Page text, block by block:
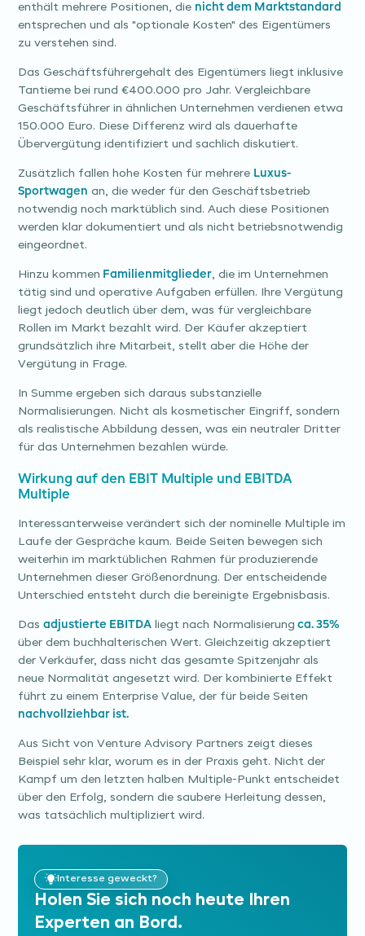
enthält mehrere Positionen, die nicht dem Marktstandard
entsprechen und als "optionale Kosten" des Eigentümers
zu verstehen sind.
Das Geschäftsführergehalt des Eigentümers liegt inklusive
Tantieme bei rund €400.000 pro Jahr. Vergleichbare
Geschäftsführer in ähnlichen Unternehmen verdienen etwa
150.000 Euro. Diese Differenz wird als dauerhafte
Übervergütung identifiziert und sachlich diskutiert.
Zusätzlich fallen hohe Kosten für mehrere Luxus-
Sportwagen an, die weder für den Geschäftsbetrieb
notwendig noch marktüblich sind. Auch diese Positionen
werden klar dokumentiert und als nicht betriebsnotwendig
eingeordnet.
Hinzu kommen Familienmitglieder , die im Unternehmen
tätig sind und operative Aufgaben erfüllen. Ihre Vergütung
liegt jedoch deutlich über dem, was für vergleichbare
Rollen im Markt bezahlt wird. Der Käufer akzeptiert
grundsätzlich ihre Mitarbeit, stellt aber die Höhe der
Vergütung in Frage.
In Summe ergeben sich daraus substanzielle
Normalisierungen. Nicht als kosmetischer Eingriff, sondern
als realistische Abbildung dessen, was ein neutraler Dritter
für das Unternehmen bezahlen würde.
Wirkung auf den EBIT Multiple und EBITDA
Multiple
Interessanterweise verändert sich der nominelle Multiple im
Laufe der Gespräche kaum. Beide Seiten bewegen sich
weiterhin im marktüblichen Rahmen für produzierende
Unternehmen dieser Größenordnung. Der entscheidende
Unterschied entsteht durch die bereinigte Ergebnisbasis.
Dasadjustierte EBITDA liegt nach Normalisierung ca. 35%
über dem buchhalterischen Wert. Gleichzeitig akzeptiert
der Verkäufer, dass nicht das gesamte Spitzenjahr als
neue Normalität angesetzt wird. Der kombinierte Effekt
führt zu einem Enterprise Value, der für beide Seiten
nachvollziehbar ist.
Aus Sicht von Venture Advisory Partners zeigt dieses
Beispiel sehr klar, worum es in der Praxis geht. Nicht der
Kampf um den letzten halben Multiple-Punkt entscheidet
über den Erfolg, sondern die saubere Herleitung dessen,
was tatsächlich multipliziert wird.
Interesse geweckt?
Holen Sie sich noch heute Ihren
Experten an Bord.